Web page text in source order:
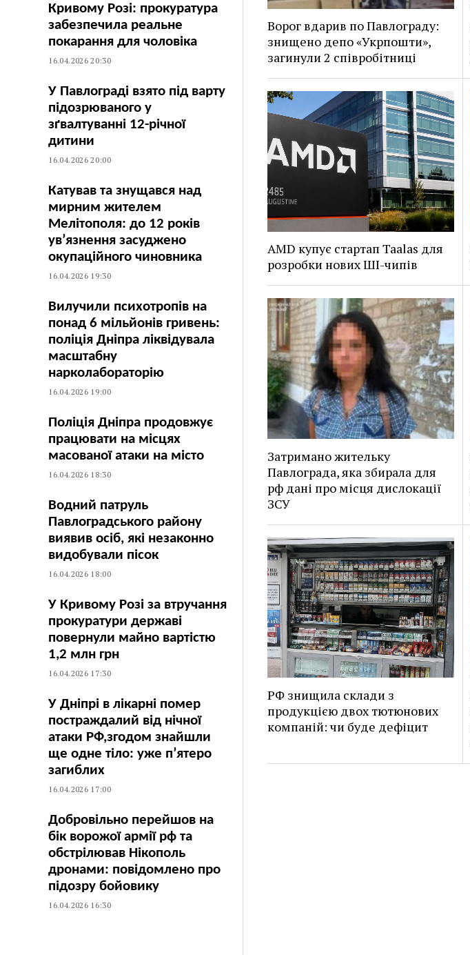
Кривому Розі: прокуратура
забезпечила реальне
покарання для чоловіка
16.04.2026 20:30
У Павлограді взято під варту
підозрюваного у
зґвалтуванні 12-річної
дитини
16.04.2026 20:00
Катував та знущався над
мирним жителем
Мелітополя: до 12 років
ув’язнення засуджено
окупаційного чиновника
16.04.2026 19:30
Вилучили психотропів на
понад 6 мільйонів гривень:
поліція Дніпра ліквідувала
масштабну
нарколабораторію
16.04.2026 19:00
Поліція Дніпра продовжує
працювати на місцях
масованої атаки на місто
16.04.2026 18:30
Водний патруль
Павлоградського району
виявив осіб, які незаконно
видобували пісок
16.04.2026 18:00
У Кривому Розі за втручання
прокуратури державі
повернули майно вартістю
1,2 млн грн
16.04.2026 17:30
У Дніпрі в лікарні помер
постраждалий від нічної
атаки РФ,згодом знайшли
ще одне тіло: уже п’ятеро
загиблих
16.04.2026 17:00
Добровільно перейшов на
бік ворожої армії рф та
обстрілював Нікополь
дронами: повідомлено про
підозру бойовику
16.04.2026 16:30
Ворог вдарив по Павлограду:
знищено депо «Укрпошти»,
загинули 2 співробітниці
AMD купує стартап Taalas для
розробки нових ШІ-чипів
Затримано жительку
Павлограда, яка збирала для
рф дані про місця дислокації
ЗСУ
РФ знищила склади з
продукцією двох тютюнових
компаній: чи буде дефіцит